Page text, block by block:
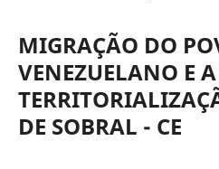
MIGRAÇÃO DO
VENEZUELANO E
DE SOBRAL - CE